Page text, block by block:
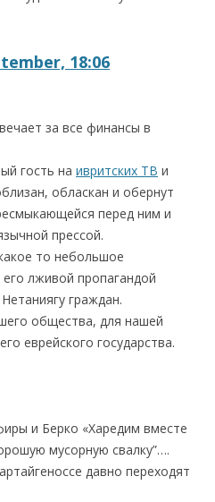
18:06
за все финансы в
гость на ивритских ТВ и
обласкан и обернут
перед ним и
прессой.
то небольшое
лживой пропагандой
граждан.
общества, для нашей
еврейского государства.
и Берко «Харедим вместе
мусорную свалку”….
давно переходят